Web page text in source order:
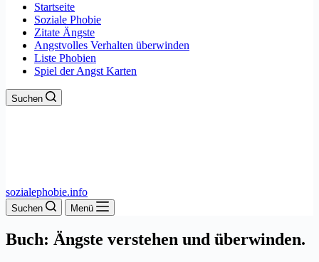
Startseite
Soziale Phobie
Zitate Ängste
Angstvolles Verhalten überwinden
Liste Phobien
Spiel der Angst Karten
Suchen
sozialephobie.info
Suchen Menü
Buch: Ängste verstehen und überwinden.